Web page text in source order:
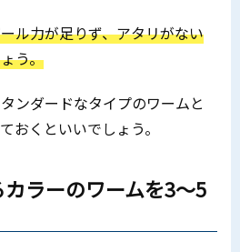
ル力が足りず、アタリがない
う。
ンダードなタイプのワームと
おくといいでしょう。
ラーのワームを3～5